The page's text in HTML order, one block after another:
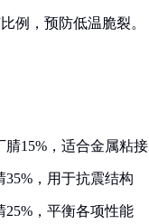
例，预防低温脆裂。
腈15%，适合金属粘接
35%，用于抗震结构
25%，平衡各项性能